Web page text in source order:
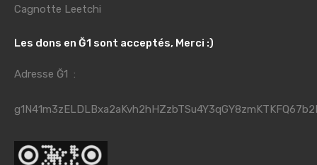
Cagnotte Leetchi
Les dons en Ğ1 sont acceptés, Merci :)
Adresse Ğ1 :